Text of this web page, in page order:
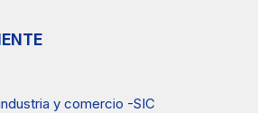
y comercio -SIC